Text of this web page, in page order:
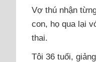
Vợ thú nhận
con, họ qua lại
thai.
Tôi 36 tuổi,